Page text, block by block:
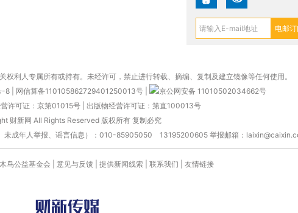
利人专属所有或持有。未经许可，禁止进行转载、摘编、复制及建立镜像等任何使用。
-8 网信算备110105862729401250013号
京公网安备 11010502034662号
许可证：京第01015号| 出版物经营许可证：第直100013号
财新网 All Rights Reserved 版权所有 复制必究
未成年人举报、谣言信息）：010-85905050 13195200605 举报邮箱：
鸟公益基金会 意见与反馈 提供新闻线索 联系我们 友情链接